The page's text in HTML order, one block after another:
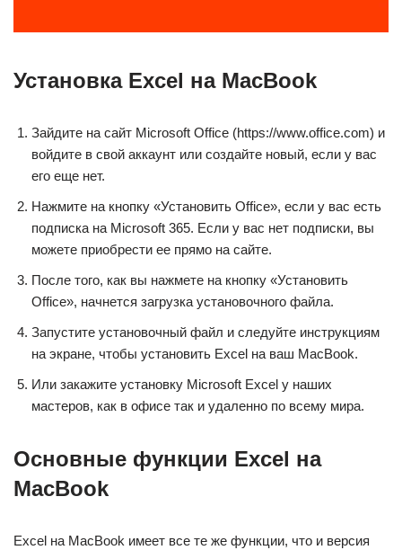
Установка Excel на MacBook
Зайдите на сайт Microsoft Office (https://www.office.com) и
войдите в свой аккаунт или создайте новый, если у вас
его еще нет.
Нажмите на кнопку «Установить Office», если у вас есть
подписка на Microsoft 365. Если у вас нет подписки, вы
можете приобрести ее прямо на сайте.
После того, как вы нажмете на кнопку «Установить
Office», начнется загрузка установочного файла.
Запустите установочный файл и следуйте инструкциям
на экране, чтобы установить Excel на ваш MacBook.
Или закажите установку Microsoft Excel у наших
мастеров, как в офисе так и удаленно по всему мира.
Основные функции Excel на
MacBook
Excel на MacBook имеет все те же функции, что и версия